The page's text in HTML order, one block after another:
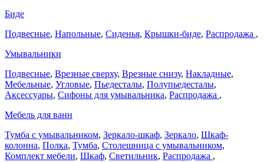
Биде
Подвесные, Напольные, Сиденья, Крышки-биде, Распродажа ,
Умывальники
Подвесные, Врезные сверху, Врезные снизу, Накладные,
Мебельные, Угловые, Пьедесталы, Полупьедесталы,
Аксессуары, Сифоны для умывальника, Распродажа ,
Мебель для ванн
Тумба с умывальником, Зеркало-шкаф, Зеркало, Шкаф-
колонна, Полка, Тумба, Столешница с умывальником,
Комплект мебели, Шкаф, Светильник, Распродажа ,